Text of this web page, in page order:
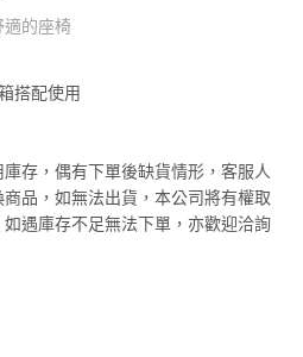
適的座椅
搭配使用
存，偶有下單後缺貨情形，客服人
品，如無法出貨，本公司將有權取
遇庫存不足無法下單，亦歡迎洽詢